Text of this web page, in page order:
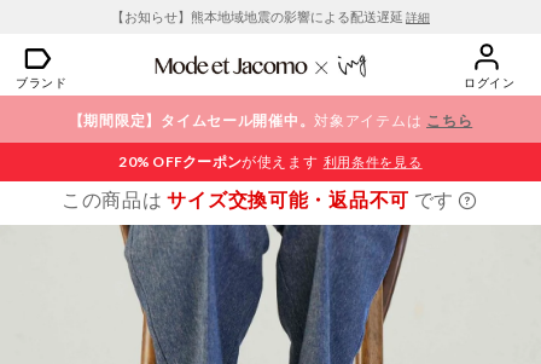
【お知らせ】熊本地域地震の影響による配送遅延 詳細
ブランド ログイン
【期間限定】タイムセール開催中。対象アイテムは こちら
20% OFFクーポンが使えます 利用条件を見る
この商品はサイズ交換可能・返品不可 です